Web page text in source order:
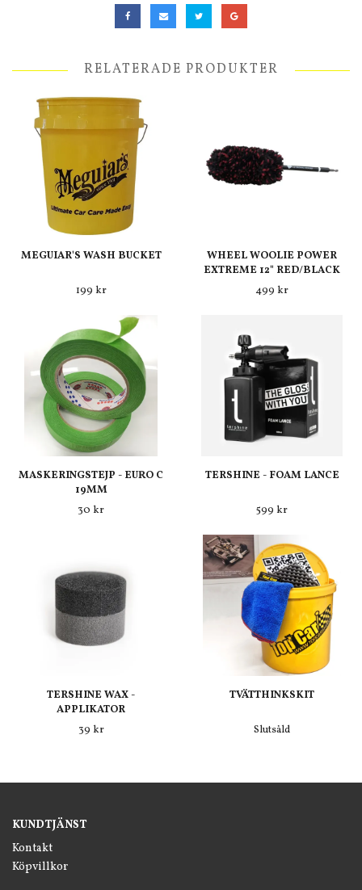
RELATERADE PRODUKTER
MEGUIAR'S WASH BUCKET
199 kr
WHEEL WOOLIE POWER
EXTREME 12" RED/BLACK
499 kr
MASKERINGSTEJP - EURO C
19MM
30 kr
TERSHINE - FOAM LANCE
599 kr
TERSHINE WAX -
APPLIKATOR
39 kr
TVÄTTHINKSKIT
Slutsåld
KUNDTJÄNST
Kontakt
Köpvillkor